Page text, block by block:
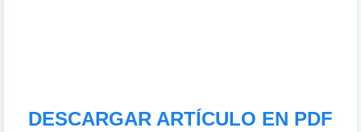
DESCARGAR ARTÍCULO EN PDF